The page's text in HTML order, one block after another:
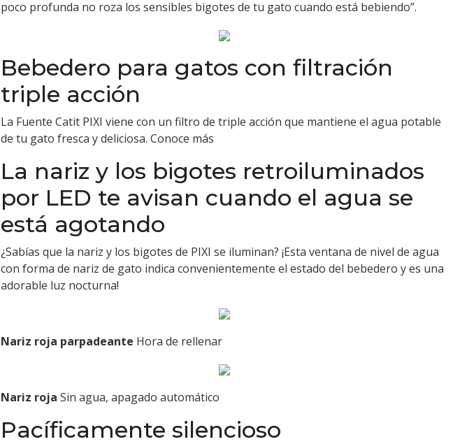
poco profunda no roza los sensibles bigotes de tu gato cuando está bebiendo”.
Bebedero para gatos con filtración
triple acción
La Fuente Catit PIXI viene con un filtro de triple acción que mantiene el agua potable
de tu gato fresca y deliciosa. Conoce más
La nariz y los bigotes retroiluminados
por LED te avisan cuando el agua se
está agotando
¿Sabías que la nariz y los bigotes de PIXI se iluminan? ¡Esta ventana de nivel de agua
con forma de nariz de gato indica convenientemente el estado del bebedero y es una
adorable luz nocturna!
Nariz roja parpadeante Hora de rellenar
Nariz roja Sin agua, apagado automático
Pacíficamente silencioso